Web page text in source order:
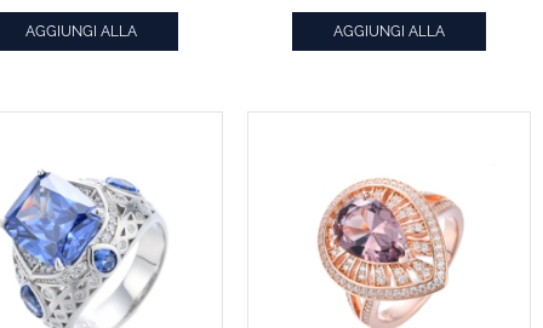
quadrati
AGGIUNGI ALLA
pera
AGGIUNGI ALLA